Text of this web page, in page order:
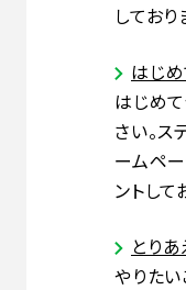
しており
はじ
はじめ
さい。
ームペ
ントして
とり
やりた